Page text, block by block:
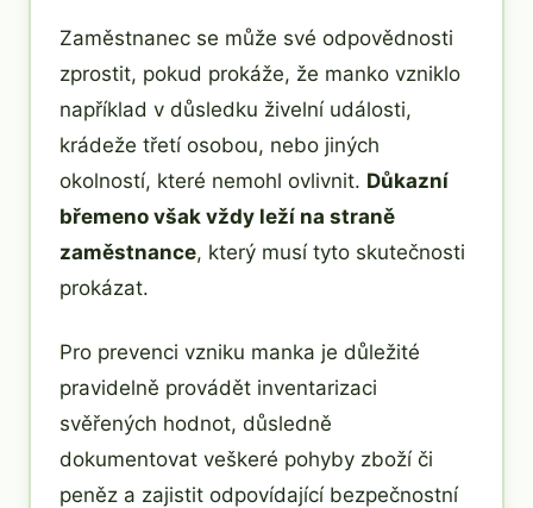
Zaměstnanec se může své odpovědnosti
zprostit, pokud prokáže, že manko vzniklo
například v důsledku živelní události,
krádeže třetí osobou, nebo jiných
okolností, které nemohl ovlivnit. Důkazní
břemeno však vždy leží na straně
zaměstnance, který musí tyto skutečnosti
prokázat.
Pro prevenci vzniku manka je důležité
pravidelně provádět inventarizaci
svěřených hodnot, důsledně
dokumentovat veškeré pohyby zboží či
peněz a zajistit odpovídající bezpečnostní